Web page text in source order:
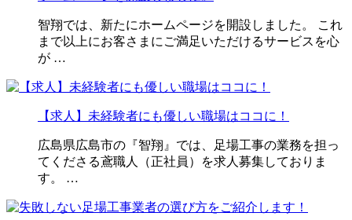
智翔では、新たにホームページを開設しました。 これ
まで以上にお客さまにご満足いただけるサービスを心
が …
【求人】未経験者にも優しい職場はココに！
広島県広島市の『智翔』では、足場工事の業務を担っ
てくださる鳶職人（正社員）を求人募集しておりま
す。 …